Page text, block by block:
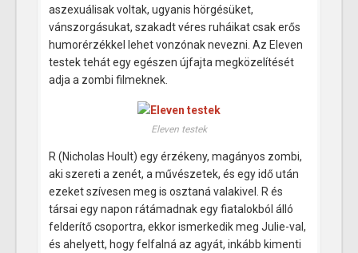
aszexuálisak voltak, ugyanis hörgésüket,
vánszorgásukat, szakadt véres ruháikat csak erős
humorérzékkel lehet vonzónak nevezni. Az Eleven
testek tehát egy egészen újfajta megközelítését
adja a zombi filmeknek.
Eleven testek
R (Nicholas Hoult) egy érzékeny, magányos zombi,
aki szereti a zenét, a művészetek, és egy idő után
ezeket szívesen meg is osztaná valakivel. R és
társai egy napon rátámadnak egy fiatalokból álló
felderítő csoportra, ekkor ismerkedik meg Julie-val,
és ahelyett, hogy felfalná az agyát, inkább kimenti